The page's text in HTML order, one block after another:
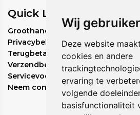
Wij
Deze website
cookies en andere
ervaring te
volgende
basisfunctionaliteit
Quick Links
Groothandel bestelbeleid
Privacybeleid
Terugbetalingsbeleid
Verzendbeleid
Servicevoorwaarden
Neem contact met ons op